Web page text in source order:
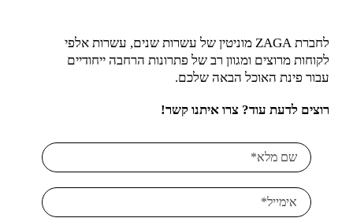
לחברת ZAGA מוניטין של עשרות שנים, עשרות אלפי
לקוחות מרוצים ומגוון רב של פתרונות הרחבה ייחודיים
עבור פינת האוכל הבאה שלכם.
רוצים לדעת עוד? צרו איתנו קשר!